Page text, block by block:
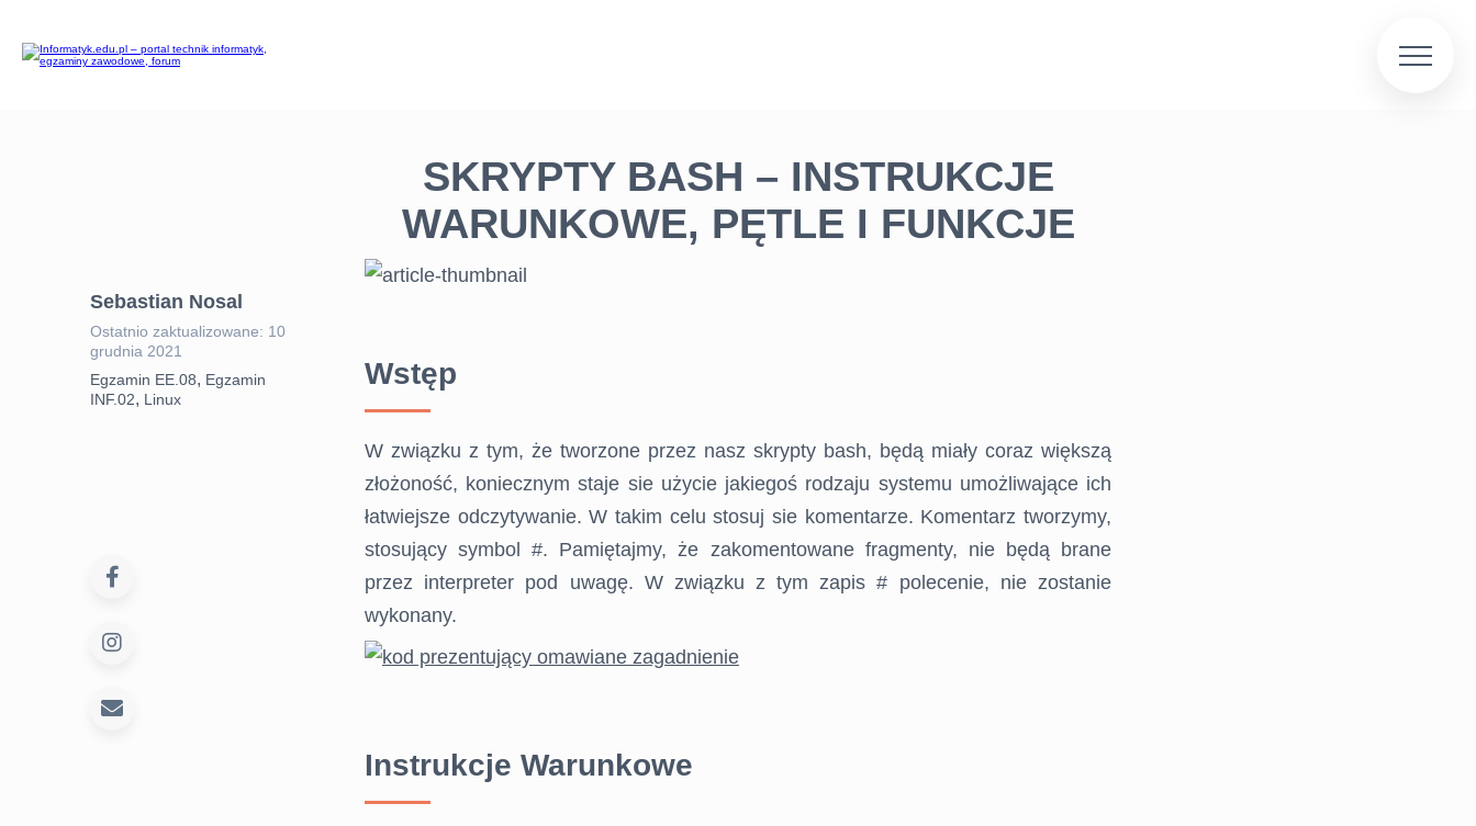
SKRYPTY BASH – INSTRUKCJE
WARUNKOWE, PĘTLE I FUNKCJE
Wstęp
W związku z tym, że tworzone przez nasz skrypty bash, będą miały coraz większą
złożoność, koniecznym staje sie użycie jakiegoś rodzaju systemu umożliwające ich
łatwiejsze odczytywanie. W takim celu stosuj sie komentarze. Komentarz tworzymy,
stosujący symbol #. Pamiętajmy, że zakomentowane fragmenty, nie będą brane
przez interpreter pod uwagę. W związku z tym zapis # polecenie, nie zostanie
wykonany.
Instrukcje Warunkowe
Sebastian Nosal
Ostatnio zaktualizowane: 10
grudnia 2021
Egzamin EE.08, Egzamin
INF.02, Linux